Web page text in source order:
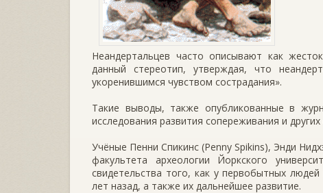
Неандертальцев часто описывают как
данный стереотип, утверждая, что
укоренившимся чувством сострадания».
Такие выводы, также опубликованные в
исследования развития сопереживания и
Учёные Пенни Спикинс (Penny Spikins), Энди
факультета археологии Йоркского
свидетельства того, как у первобытных
лет назад, а также их дальнейшее развитие.